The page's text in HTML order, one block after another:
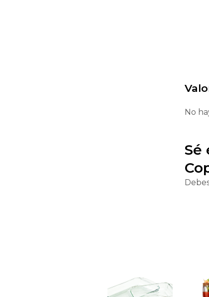
No
Sé